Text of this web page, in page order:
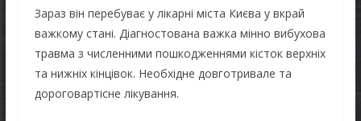
Зараз він перебуває у лікарні міста Києва у вкрай
важкому стані. Діагностована важка мінно вибухова
травма з численними пошкодженнями кісток верхніх
та нижніх кінцівок. Необхідне довготривале та
дороговартісне лікування.